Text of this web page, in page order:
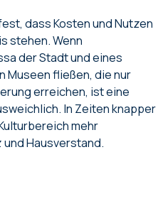
dass Kosten und Nutzen
stehen. Wenn
der Stadt und eines
Museen fließen, die nur
erreichen, ist eine
In Zeiten knapper
mehr
Hausverstand.